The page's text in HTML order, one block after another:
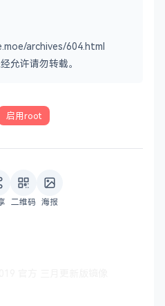
archives/604.html
允许请勿转载。
启用root
二维码 海报